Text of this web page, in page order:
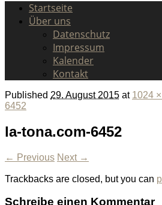
Startseite
Über uns
Datenschutz
Impressum
Kalender
Kontakt
Published 29. August 2015 at 1024
6452
la-tona.com-6452
← Previous Next →
Trackbacks are closed, but you can
Schreibe einen Kommentar